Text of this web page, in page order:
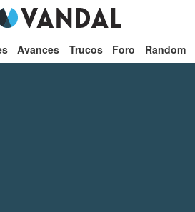
Avances Trucos Foro Random